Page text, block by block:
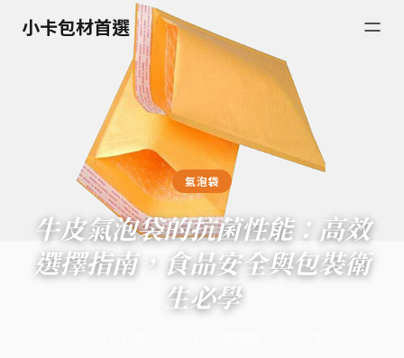
小卡包材首選
氣泡袋
牛皮氣泡袋的抗菌性能：高效
選擇指南，食品安全與包裝衛
生必學